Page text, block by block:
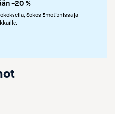
–20 %
Sokos Emotionissa ja